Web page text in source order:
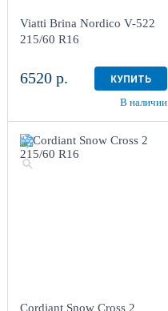
Viatti Brina Nordico V-522
215/60 R16
6520 р. КУПИТЬ
В наличии
Cordiant Snow Cross 2